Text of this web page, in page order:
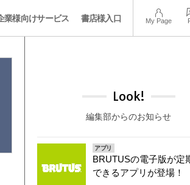
業様向けサービス 書店様入口 My Page
Look!
編集部からのお知らせ
アプリ
BRUTUSの電子版が定
できるアプリが登場！